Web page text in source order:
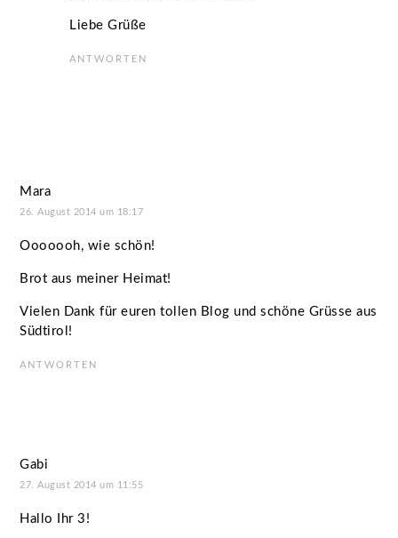
Liebe Grüße
ANTWORTEN
Mara
26. August 2014 um 18:17
Ooooooh, wie schön!
Brot aus meiner Heimat!
Vielen Dank für euren tollen Blog und schöne Grüsse aus
Südtirol!
ANTWORTEN
Gabi
27. August 2014 um 11:55
Hallo Ihr 3!